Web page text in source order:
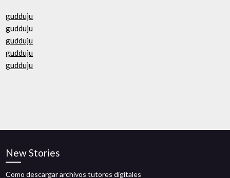
gudduju
gudduju
gudduju
gudduju
gudduju
New Stories
Como descargar archivos tutores digitales